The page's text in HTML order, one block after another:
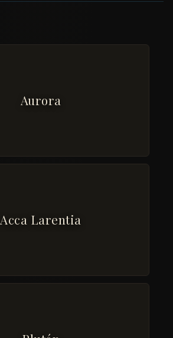
Aurora
Acca Larentia